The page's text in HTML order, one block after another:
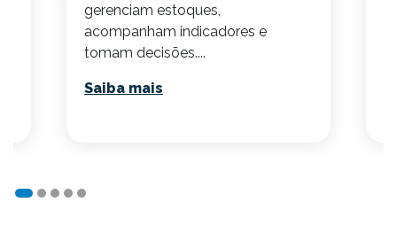
gerenciam estoques,
acompanham indicadores e
tomam decisões....
Saiba mais